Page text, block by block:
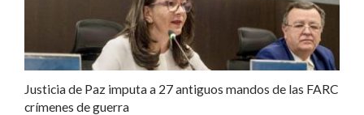
Justicia de Paz imputa a 27 antiguos mandos de las FARC
crímenes de guerra